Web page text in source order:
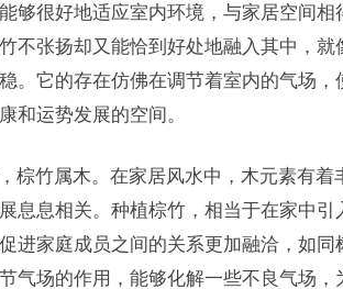
够很好地适应室内环境，与家居空间
不张扬却又能恰到好处地融入其中，就
。它的存在仿佛在调节着室内的气场
和运势发展的空间。
棕竹属木。在家居风水中，木元素有
息息相关。种植棕竹，相当于在家中
进家庭成员之间的关系更加融洽，如同
气场的作用，能够化解一些不良气场